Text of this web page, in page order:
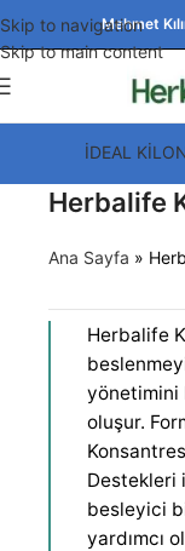
Skip to navigation
Skip to main content
Mehmet
İDEAL
Herbalife
Ana Sayfa »
Herbalife
yönetimini
oluşur.
Destekleri
besleyici
yardımcı